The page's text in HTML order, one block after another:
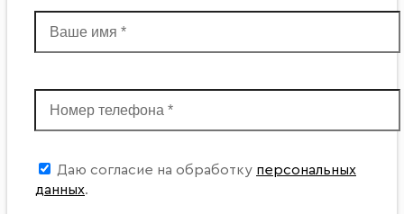
Даю согласие на обработку персональных
данных.